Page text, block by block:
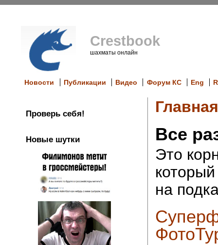
Crestbook
шахматы онлайн
Новости Публикации Видео Форум КС Eng
Проверь себя!
Новые шутки
Главная
Все
Это
на